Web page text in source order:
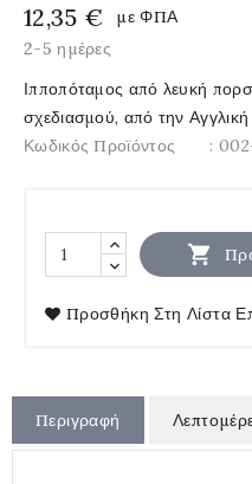
12,35 €
με ΦΠΑ
2-5 ημέρες
Ιπποπόταμος από λευκή
σχεδιασμού, από την
Κωδικός Προϊόντος
:

Προσθήκη Στη Λίστα
Περιγραφή